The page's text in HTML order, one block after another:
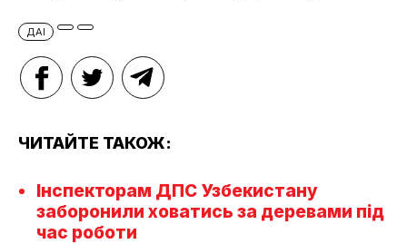
ДАІ
ЧИТАЙТЕ ТАКОЖ:
Інспекторам ДПС Узбекистану
заборонили ховатись за деревами під
час роботи